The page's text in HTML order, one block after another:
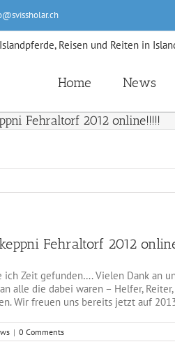
Home News
Fehraltorf 2012 online!!!!!
Fehraltorf 2012
ich Zeit gefunden…. Vielen Dank an
alle die dabei waren – Helfer,
Wir freuen uns bereits jetzt auf
| 0 Comments